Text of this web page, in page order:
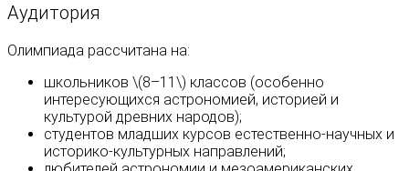
Аудитория
Олимпиада рассчитана на:
школьников \(8–11\) классов (особенно
интересующихся астрономией, историей и
культурой древних народов);
студентов младших курсов естественно‑научных и
историко‑культурных направлений;